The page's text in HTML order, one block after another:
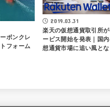
ボンクレ
フォーム
2019.03.31
楽天の仮想通貨取引所
ービス開始を発表｜国
想通貨市場に追い風と